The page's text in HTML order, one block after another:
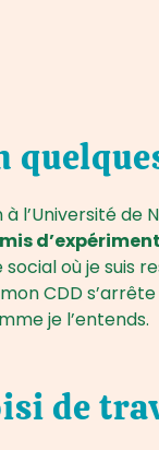
l’Université
où je suis
CDD
je l’entends.
de